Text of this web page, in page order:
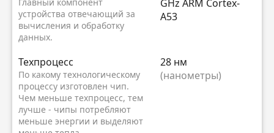
устройства отвечающий за
вычисления и обработку
данных.
GHz ARM Cortex-
A53
Техпроцесс
По какому технологическому
процессу изготовлен чип.
Чем меньше техпроцесс, тем
лучше - чипы потребляют
меньше энергии и выделяют
28 нм
(нанометры)